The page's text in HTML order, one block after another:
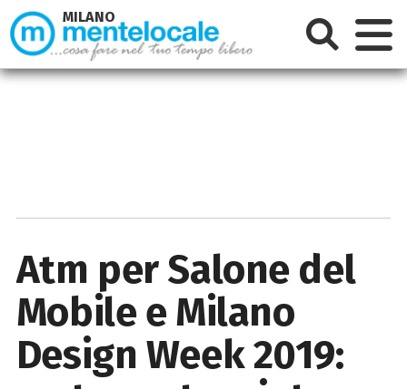
Atm per Salone del
Mobile e Milano
Design Week 2019:
MILANO